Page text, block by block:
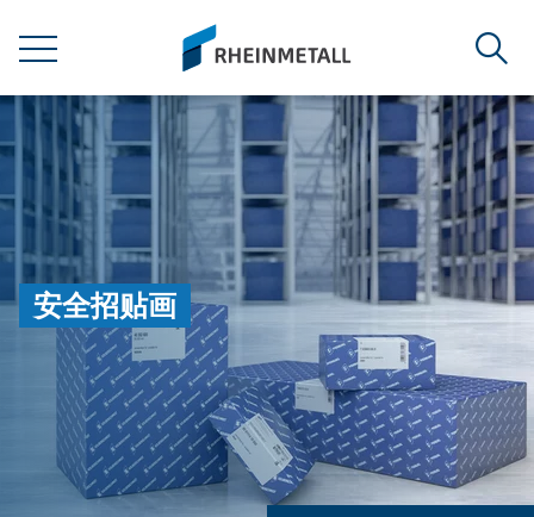
菜单
siteLogo
搜索
安全招贴画